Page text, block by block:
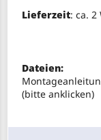
Lieferzeit: ca. 2
Dateien:
(bitte anklicken)